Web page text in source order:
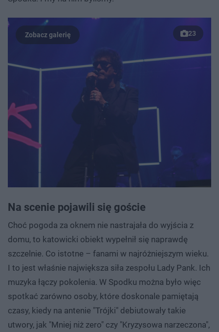
23
Na scenie pojawili się goście
Choć pogoda za oknem nie nastrajała do wyjścia z
domu, to katowicki obiekt wypełnił się naprawdę
szczelnie. Co istotne – fanami w najróżniejszym wieku.
I to jest właśnie największa siła zespołu Lady Pank. Ich
muzyka łączy pokolenia. W Spodku można było więc
spotkać zarówno osoby, które doskonale pamiętają
czasy, kiedy na antenie "Trójki" debiutowały takie
utwory, jak "Mniej niż zero" czy "Kryzysowa narzeczona",